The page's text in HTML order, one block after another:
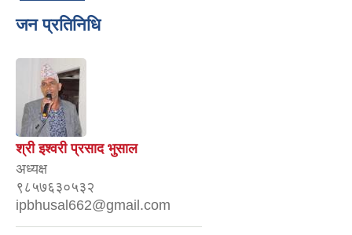
जन प्रतिनिधि
श्री इश्वरी प्रसाद भुसाल
अध्यक्ष
९८५७६३०५३२
ipbhusal662@gmail.com